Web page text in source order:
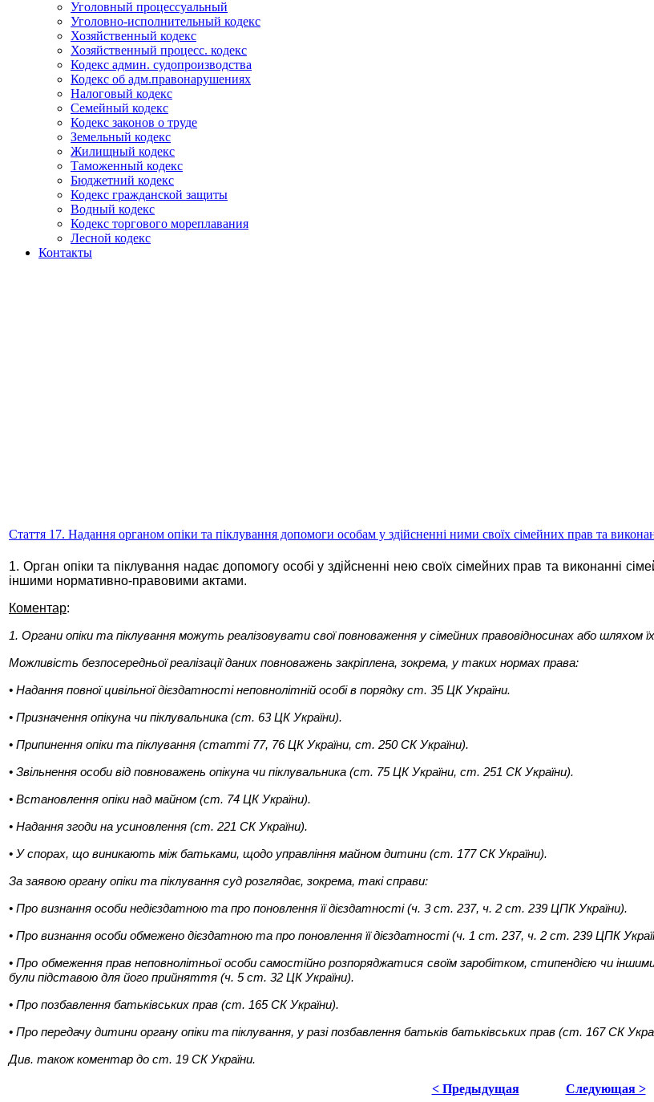
Уголовный процессуальный
Уголовно-исполнительный кодекс
Хозяйственный кодекс
Хозяйственный процесс. кодекс
Кодекс админ. судопроизводства
Кодекс об адм.правонарушениях
Налоговый кодекс
Семейный кодекс
Кодекс законов о труде
Земельный кодекс
Жилищный кодекс
Таможенный кодекс
Бюджетний кодекс
Кодекс гражданской защиты
Водный кодекс
Кодекс торгового мореплавания
Лесной кодекс
Контакты
Стаття 17. Надання органом опіки та піклування допомоги особам у здійсненні ними своїх сімейних прав та
1. Орган опіки та піклування надає допомогу особі у здійсненні нею своїх сімейних прав та виконанні
іншими нормативно-правовими актами.
Коментар:
1. Органи опіки та піклування можуть реалізовувати свої повноваження у сімейних правовідносинах або шляхом
Можливість безпосередньої реалізації даних повноважень закріплена, зокрема, у таких нормах права:
• Надання повної цивільної дієздатності неповнолітній особі в порядку ст. 35 ЦК України.
• Призначення опікуна чи піклувальника (ст. 63 ЦК України).
• Припинення опіки та піклування (статті 77, 76 ЦК України, ст. 250 СК України).
• Звільнення особи від повноважень опікуна чи піклувальника (ст. 75 ЦК України, ст. 251 СК України).
• Встановлення опіки над майном (ст. 74 ЦК України).
• Надання згоди на усиновлення (ст. 221 СК України).
• У спорах, що виникають між батьками, щодо управління майном дитини (ст. 177 СК України).
За заявою органу опіки та піклування суд розглядає, зокрема, такі справи:
• Про визнання особи недієздатною та про поновлення її дієздатності (ч. 3 ст. 237, ч. 2 ст. 239 ЦПК України).
• Про визнання особи обмежено дієздатною та про поновлення її дієздатності (ч. 1 ст. 237, ч. 2 ст. 239 ЦПК
• Про обмеження прав неповнолітньої особи самостійно розпоряджатися своїм заробітком, стипендією чи
були підставою для його прийняття (ч. 5 ст. 32 ЦК України).
• Про позбавлення батьківських прав (ст. 165 СК України).
• Про передачу дитини органу опіки та піклування, у разі позбавлення батьків батьківських прав (ст. 167 СК
Див. також коментар до ст. 19 СК України.
< Предыдущая Следующая >